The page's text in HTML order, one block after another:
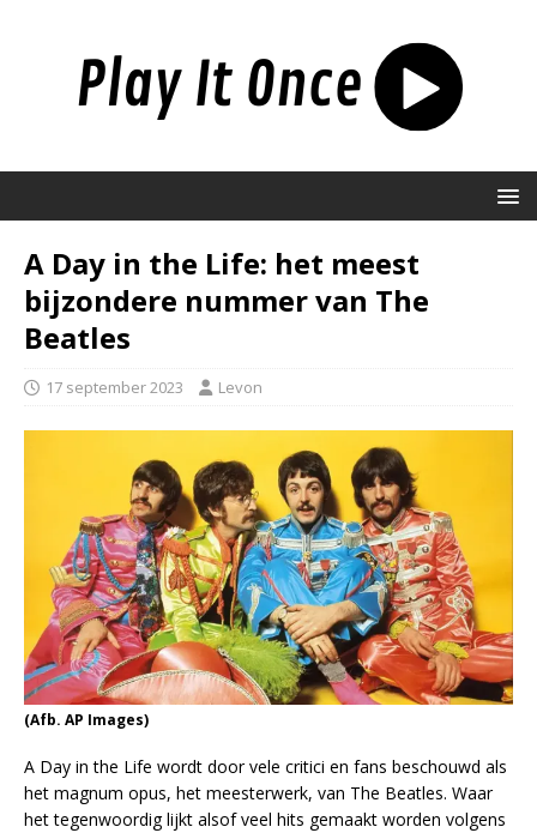
A Day in the Life: het meest
bijzondere nummer van The
Beatles
17 september 2023 Levon
(Afb. AP Images)
A Day in the Life wordt door vele critici en fans beschouwd als
het magnum opus, het meesterwerk, van The Beatles. Waar
het tegenwoordig lijkt alsof veel hits gemaakt worden volgens